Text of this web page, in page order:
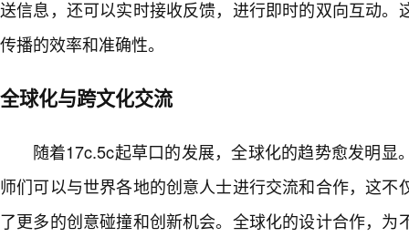
送信息，还可以实时接收反馈，进行即时的双向互动。
传播的效率和准确性。
全球化与跨文化交流
随着17c.5c起草口的发展，全球化的趋势愈发明显
师们可以与世界各地的创意人士进行交流和合作，这不
了更多的创意碰撞和创新机会。全球化的设计合作，为